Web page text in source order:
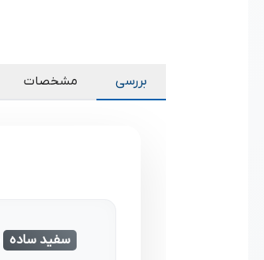
بررسی مشخصات
سفید ساده